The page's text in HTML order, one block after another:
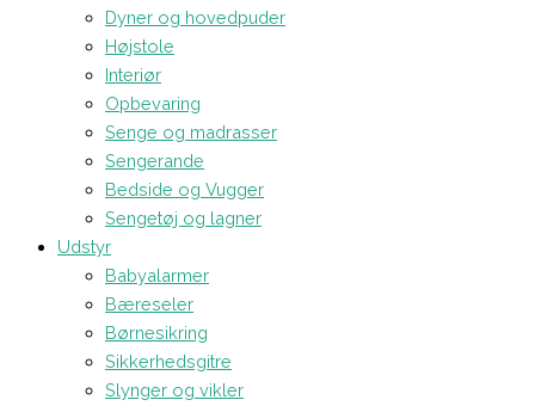
Dyner og hovedpuder
Højstole
Interiør
Opbevaring
Senge og madrasser
Sengerande
Bedside og Vugger
Sengetøj og lagner
Udstyr
Babyalarmer
Bæreseler
Børnesikring
Sikkerhedsgitre
Slynger og vikler